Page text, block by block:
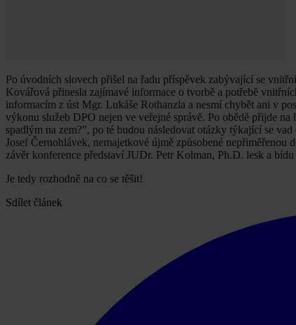
Po úvodních slovech přišel na řadu příspěvek zabývající se
Kovářová přinesla zajímavé informace o tvorbě a potřebě
informacím z úst Mgr. Lukáše Rothanzla a nesmí chybět ani v
výkonu služeb DPO nejen ve veřejné správě. Po obědě přijde
spadlým na zem?”, po té budou následovat otázky týkající se
Josef Černohlávek, nemajetkové újmě způsobené
závěr konference představí JUDr. Petr Kolman, Ph.D. lesk a
Je tedy rozhodně na co se těšit!
Sdílet článek